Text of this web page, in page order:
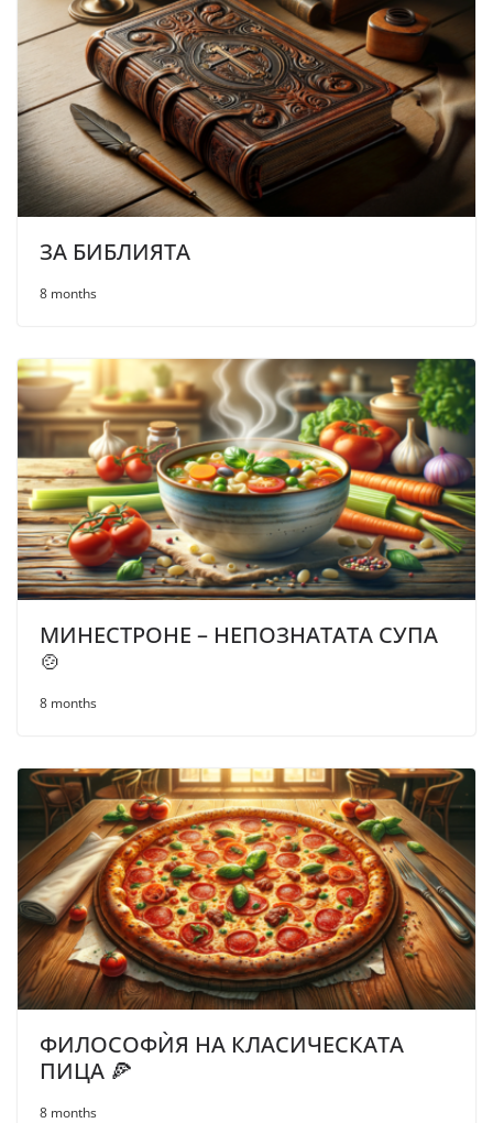
ЗА БИБЛИЯТА
8 months
МИНЕСТРОНЕ – НЕПОЗНАТАТА СУПА
🍲
8 months
ФИЛОСОФЍЯ НА КЛАСИЧЕСКАТА
ПИЦА 🍕
8 months